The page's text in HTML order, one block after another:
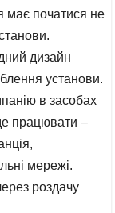
має початися не
дизайн
установи.
в засобах
працювати –
мережі.
роздачу